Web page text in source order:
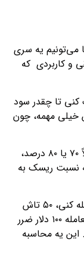
می‌تونیم یه سری
و کاربردی که
کنی تا چقدر سود
در معاملات فارکس خیلی مهمه، چون
بعد نوبت به نرخ برد (Win Rate) استراتژیت میرسه. یعنی چند درصد از معامله‌هات با سود بسته میشن. اگه استراتژیت نرخ برد بالایی داره، مثلاً ۷۰ یا ۸۰ درصد،
نرخ برد پایین‌تری داری، مثلاً ۴۰ درصد، اون وقته که نسبت ریسک به
حالا بیا یه مثال بزنیم تا این قضیه رو بهتر بفهمی. فرض کن یه استراتژی داری با نرخ برد ۵۰ درصد و ریسک به ریوارد ۱ به ۲. یعنی اگه ۱۰۰ تا معامله کنی، ۵۰ تاش
سود میشه و ۵۰ تاش ضرر. توی ۵۰ تا معامله سودده، اگه تو هر معامله ۲۰۰ دلار سود کنی، میشه ۱۰,۰۰۰ دلار. توی ۵۰ تا معامله ضررده، اگه تو هر معامله ۱۰۰ دلار ضرر
۵,۰۰۰ دلار. حالا اگه سرمایه‌ات ۵۰,۰۰۰ دلار باشه، بازدهی در معاملات فارکس تو میشه ۱۰ درصد. این یه محاسبه